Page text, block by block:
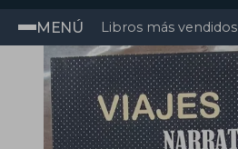
MENÚ Libros más vendidos